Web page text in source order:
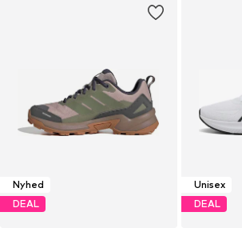
Nyhed
DEAL
Unisex
DEAL